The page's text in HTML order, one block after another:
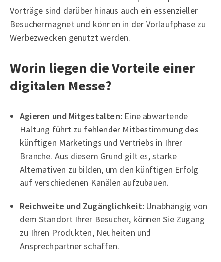
Vorträge sind darüber hinaus auch ein essenzieller
Besuchermagnet und können in der Vorlaufphase zu
Werbezwecken genutzt werden.
Worin liegen die Vorteile einer
digitalen Messe?
Agieren und Mitgestalten: Eine abwartende
Haltung führt zu fehlender Mitbestimmung des
künftigen Marketings und Vertriebs in Ihrer
Branche. Aus diesem Grund gilt es, starke
Alternativen zu bilden, um den künftigen Erfolg
auf verschiedenen Kanälen aufzubauen.
Reichweite und Zugänglichkeit: Unabhängig von
dem Standort Ihrer Besucher, können Sie Zugang
zu Ihren Produkten, Neuheiten und
Ansprechpartner schaffen.